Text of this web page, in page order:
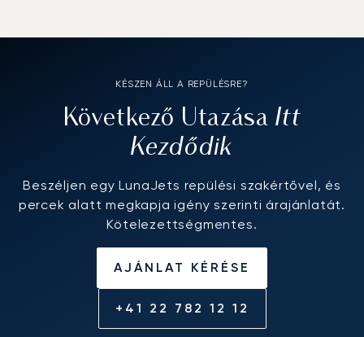
KÉSZEN ÁLL A REPÜLÉSRE?
Következő Utazása Itt
Kezdődik
Beszéljen egy LunaJets repülési szakértővel, és
percek alatt megkapja igény szerinti árajánlatát.
Kötelezettségmentes.
AJÁNLAT KÉRÉSE
+41 22 782 12 12